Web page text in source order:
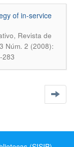
of in-service
Revista de
Núm. 2 (2008):
283